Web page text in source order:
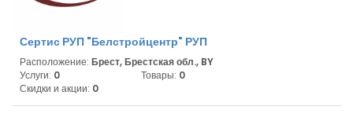
Сертис РУП "Белстройцентр" РУП
Расположение: Брест, Брестская обл., BY
Услуги: 0 Товары: 0
Скидки и акции: 0